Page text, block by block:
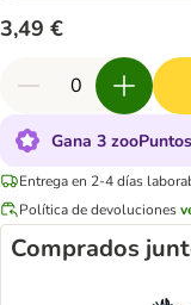
3,49 €
Gana 3
Entrega en 2-4 días
Política de devoluciones
Comprados